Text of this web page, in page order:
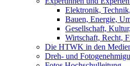
Elektronik,
Bauen, Energie,
Gesellschaft,
Wirtschaft, Recht,
Die HTWK in den
Dreh- und